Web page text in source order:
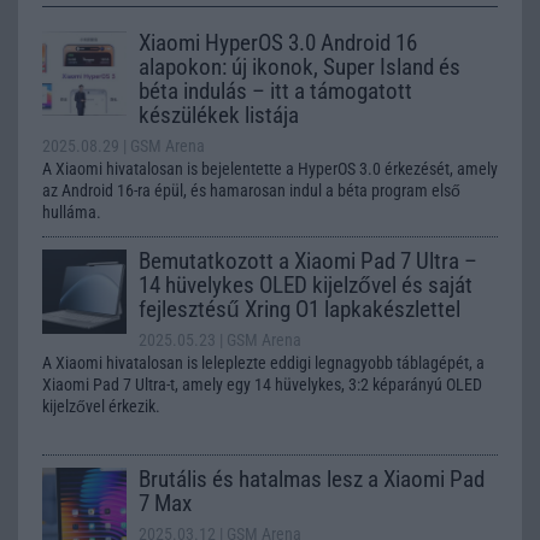
Xiaomi HyperOS 3.0 Android 16
alapokon: új ikonok, Super Island és
béta indulás – itt a támogatott
készülékek listája
2025.08.29
| GSM Arena
A Xiaomi hivatalosan is bejelentette a HyperOS 3.0 érkezését, amely
az Android 16-ra épül, és hamarosan indul a béta program első
hulláma.
Bemutatkozott a Xiaomi Pad 7 Ultra –
14 hüvelykes OLED kijelzővel és saját
fejlesztésű Xring O1 lapkakészlettel
2025.05.23
| GSM Arena
A Xiaomi hivatalosan is leleplezte eddigi legnagyobb táblagépét, a
Xiaomi Pad 7 Ultra-t, amely egy 14 hüvelykes, 3:2 képarányú OLED
kijelzővel érkezik.
Brutális és hatalmas lesz a Xiaomi Pad
7 Max
2025.03.12 | GSM Arena